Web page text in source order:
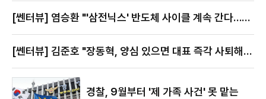
[쎈터뷰] 염승환 "'삼전닉스' 반도체 사이클 계속 간다…지
금이 절호의 찬스"
[쎈터뷰] 김준호 "장동혁, 양심 있으면 대표 즉각 사퇴해
경찰, 9월부터 '제 가족 사건' 못 맡는